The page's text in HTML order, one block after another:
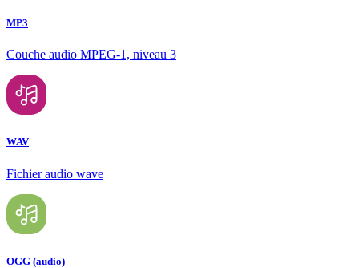
MP3
Couche audio MPEG-1, niveau 3
WAV
Fichier audio wave
OGG (audio)